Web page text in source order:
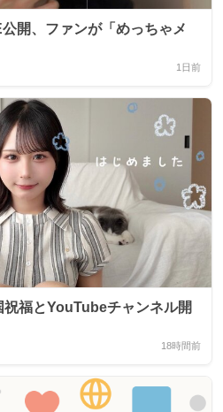
開、ファンが「めっちゃメ
1日前
祝福とYouTubeチャンネル開
18時間前